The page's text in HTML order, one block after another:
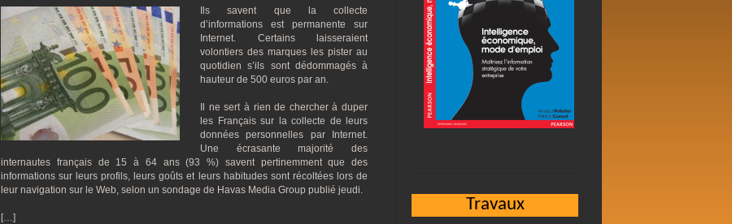
Ils savent que la collecte
d’informations est permanente sur
Internet. Certains laisseraient
volontiers des marques les pister au
quotidien s’ils sont dédommagés à
hauteur de 500 euros par an.
Il ne sert à rien de chercher à duper
les Français sur la collecte de leurs
données personnelles par Internet.
Une écrasante majorité des
internautes français de 15 à 64 ans (93 %) savent pertinemment que des
informations sur leurs profils, leurs goûts et leurs habitudes sont récoltées lors de
leur navigation sur le Web, selon un sondage de Havas Media Group publié jeudi.
[…]
Travaux